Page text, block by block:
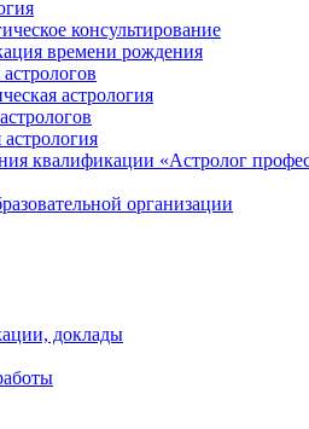
консультирование
времени рождения
астрология
квалификации «Астролог
организации
доклады